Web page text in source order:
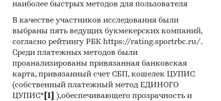
рынка - Минэкономразвития, Минэнерго,
Минпромторгом, Федеральной налоговой
службой для анализа государственной
политики, практик и законодательства
применительно к потреблению,
производству, экспорту и импорту
продукции, стандартам, ограничениям,
наиболее быстрых методов для пользователя
В качестве участников исследования были
выбраны пять ведущих букмекерских компаний,
согласно рейтингу РБК https://rating.sportrbc.ru/.
Среди платежных методов были
проанализированы привязанная банковская
карта, привязанный счет СБП, кошелек ЦУПИС
(собственный платежный метод ЕДИНОГО
ЦУПИС* [1]
),обеспечивающего прозрачность и